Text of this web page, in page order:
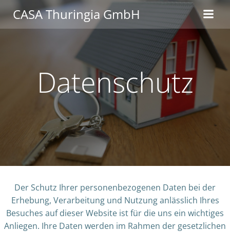
Inhalt
springen
CASA Thuringia GmbH
Datenschutz
Der Schutz Ihrer personenbezogenen Daten bei der
Erhebung, Verarbeitung und Nutzung anlässlich Ihres
Besuches auf dieser Website ist für die uns ein wichtiges
Anliegen. Ihre Daten werden im Rahmen der gesetzlichen